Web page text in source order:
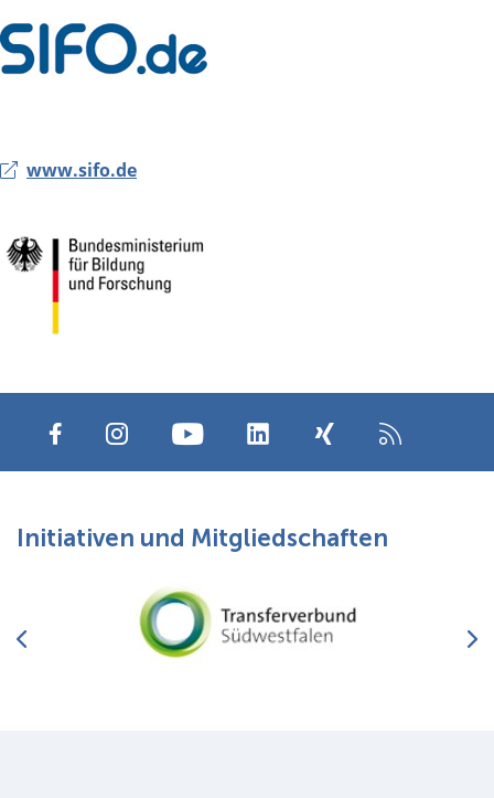
www.sifo.de
Initiativen und Mitgliedschaften